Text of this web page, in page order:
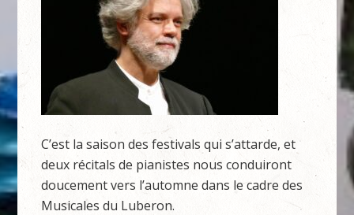
C’est la saison des festivals qui s’attarde, et
deux récitals de pianistes nous conduiront
doucement vers l’automne dans le cadre des
Musicales du Luberon.